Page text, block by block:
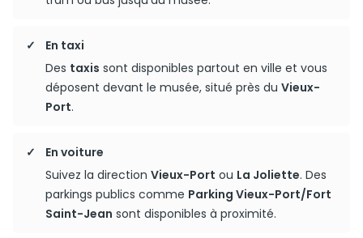
En taxi
Des taxis sont disponibles partout en ville et vous
déposent devant le musée, situé près du Vieux-
Port.
En voiture
Suivez la direction Vieux-Port ou La Joliette. Des
parkings publics comme Parking Vieux-Port/Fort
Saint-Jean sont disponibles à proximité.